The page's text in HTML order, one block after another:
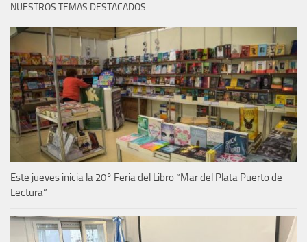
NUESTROS TEMAS DESTACADOS
Este jueves inicia la 20° Feria del Libro “Mar del Plata Puerto de
Lectura”